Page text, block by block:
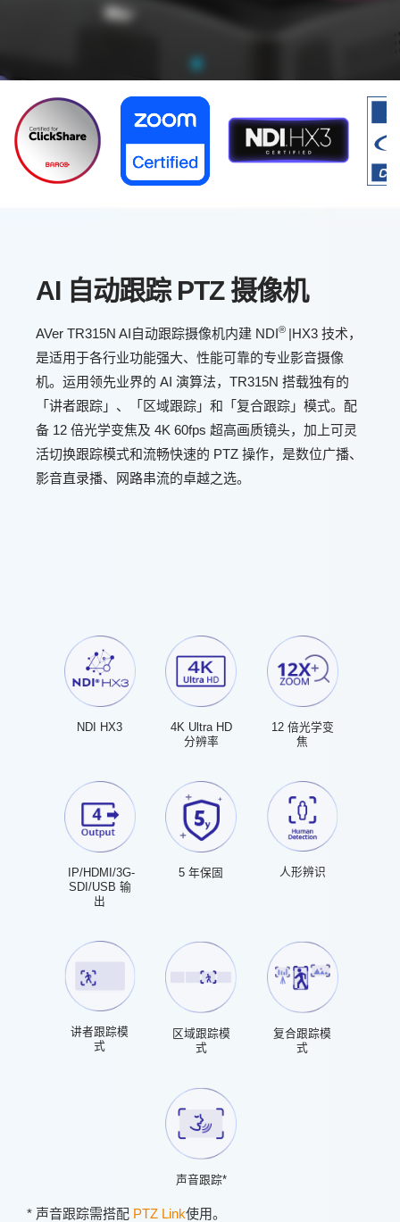
TR315N
NDI ® ＋完美跟踪．卓越之选
AI 自动跟踪 PTZ 摄像机
AVer TR315N AI自动跟踪摄像机内建 NDI® |HX3 技术，
是适用于各行业功能强大、性能可靠的专业影音摄像
机。运用领先业界的 AI 演算法，TR315N 搭载独有的
「讲者跟踪」、「区域跟踪」和「复合跟踪」模式。配
备 12 倍光学变焦及 4K 60fps 超高画质镜头，加上可灵
活切换跟踪模式和流畅快速的 PTZ 操作，是数位广播、
影音直录播、网路串流的卓越之选。
NDI HX3
4K Ultra HD
分辨率
12 倍光学变
焦
IP/HDMI/3G-
SDI/USB 输
出
5 年保固 人形辨识
讲者跟踪模
式
区域跟踪模
式
复合跟踪模
式
声音跟踪*
* 声音跟踪需搭配 PTZ Link使用。